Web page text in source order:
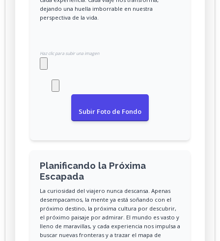
dejando una huella imborrable en nuestra
perspectiva de la vida.
Haz clic para subir una imagen
Subir Foto de Fondo
Planificando la Próxima
Escapada
La curiosidad del viajero nunca descansa. Apenas
desempacamos, la mente ya está soñando con el
próximo destino, la próxima cultura por descubrir,
el próximo paisaje por admirar. El mundo es vasto y
lleno de maravillas, y cada experiencia nos impulsa a
buscar nuevas fronteras y a trazar el mapa de